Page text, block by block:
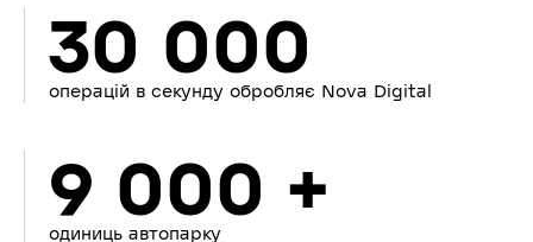
30 000
операцій в секунду обробляє Nova Digital
9 000 +
одиниць автопарку